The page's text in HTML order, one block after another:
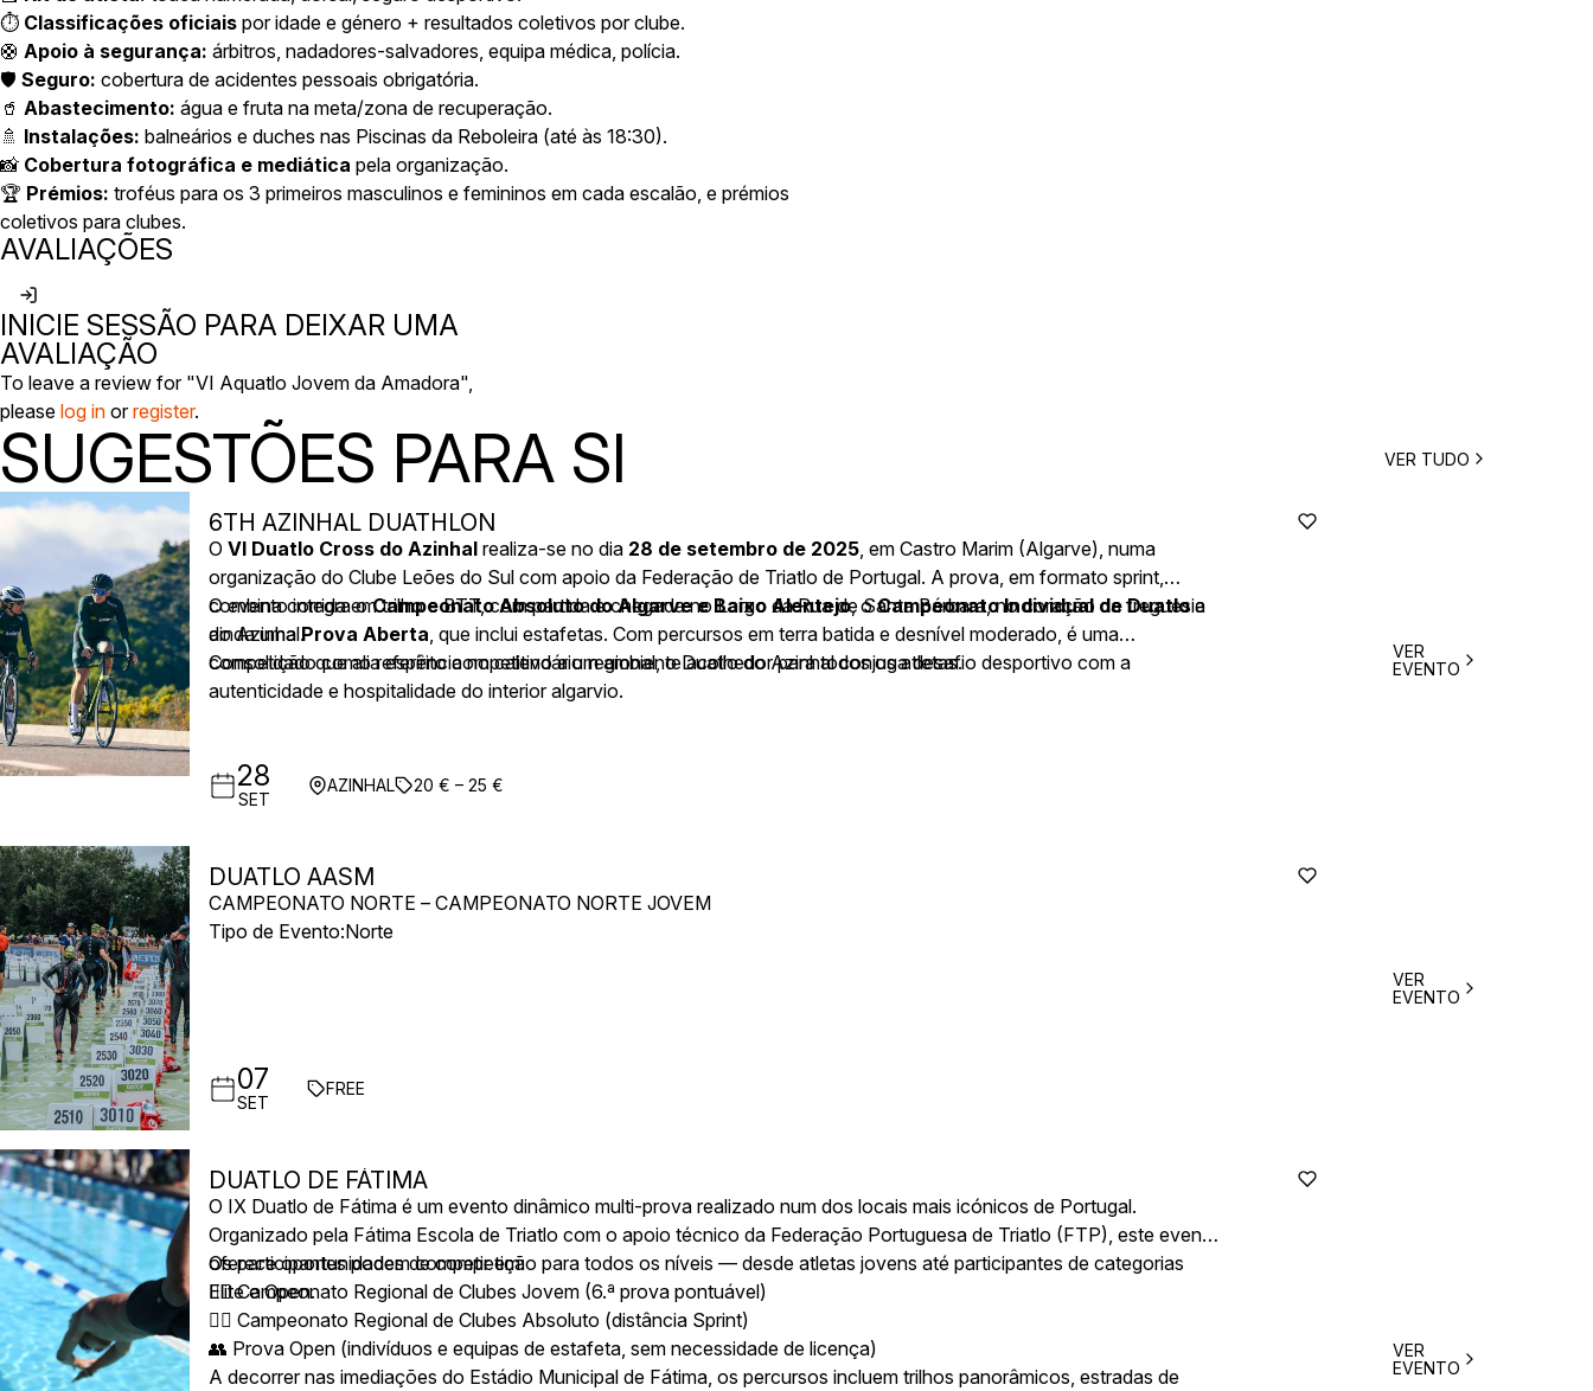
⏱️ Classificações oficiais por idade e género + resultados coletivos por clube.
🛟 Apoio à segurança: árbitros, nadadores-salvadores, equipa médica, polícia.
🛡️ Seguro: cobertura de acidentes pessoais obrigatória.
🥤 Abastecimento: água e fruta na meta/zona de recuperação.
🚿 Instalações: balneários e duches nas Piscinas da Reboleira (até às 18:30).
📸 Cobertura fotográfica e mediática pela organização.
🏆 Prémios: troféus para os 3 primeiros masculinos e femininos em cada escalão, e prémios
coletivos para clubes.
AVALIAÇÕES
INICIE SESSÃO PARA DEIXAR UMA
AVALIAÇÃO
To leave a review for "VI Aquatlo Jovem da Amadora",
please log in orregister.
SUGESTÕES PARA SI VER TUDO
6TH AZINHAL DUATHLON
O VI Duatlo Cross do Azinhal realiza-se no dia 28 de setembro de 2025, em Castro Marim (Algarve), numa
organização do Clube Leões do Sul com apoio da Federação de Triatlo de Portugal. A prova, em formato sprint,
combina corrida em trilho e BTT, com partida e chegada no Largo da Rua de Santa Bárbara, no coração da freguesia
do Azinhal.
O evento integra oCampeonato Absoluto do Algarve e Baixo Alentejo, oCampeonato Individual de Duatloe
ainda umaProva Aberta, que inclui estafetas. Com percursos em terra batida e desnível moderado, é uma
competição que alia espírito competitivo a um ambiente acolhedor para todos os atletas.
Consolidado como referência no calendário regional, o Duatlo do Azinhal conjuga desafio desportivo com a
autenticidade e hospitalidade do interior algarvio.
28
SET
AZINHAL 20 € – 25 €
VER
EVENTO
DUATLO AASM
CAMPEONATO NORTE – CAMPEONATO NORTE JOVEM
Tipo de Evento:Norte
07
SET
FREE
VER
EVENTO
DUATLO DE FÁTIMA
O IX Duatlo de Fátima é um evento dinâmico multi-prova realizado num dos locais mais icónicos de Portugal.
Organizado pela Fátima Escola de Triatlo com o apoio técnico da Federação Portuguesa de Triatlo (FTP), este evento
oferece oportunidades de competição para todos os níveis — desde atletas jovens até participantes de categorias
Elite e Open.
Os participantes podem competir em:
🚴‍♀️ Campeonato Regional de Clubes Jovem (6.ª prova pontuável)
🏃‍♂️ Campeonato Regional de Clubes Absoluto (distância Sprint)
👥 Prova Open (indivíduos e equipas de estafeta, sem necessidade de licença)
A decorrer nas imediações do Estádio Municipal de Fátima, os percursos incluem trilhos panorâmicos, estradas de
VER
EVENTO